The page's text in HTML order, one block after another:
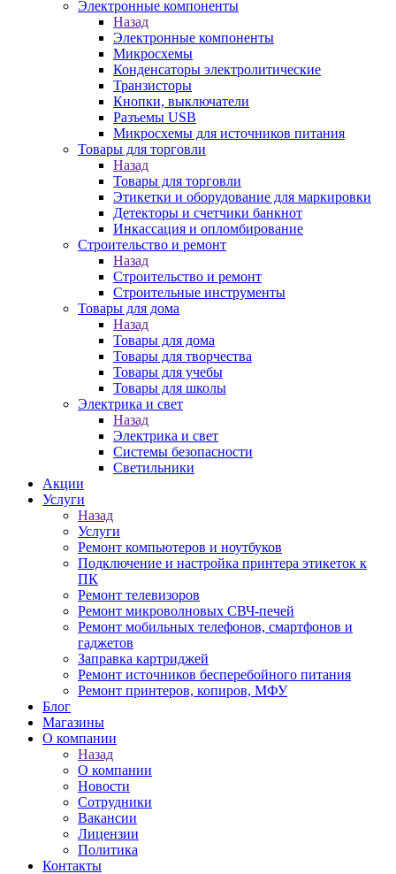
Электронные компоненты
Назад
Электронные компоненты
Микросхемы
Конденсаторы электролитические
Транзисторы
Кнопки, выключатели
Разъемы USB
Микросхемы для источников питания
Товары для торговли
Назад
Товары для торговли
Этикетки и оборудование для маркировки
Детекторы и счетчики банкнот
Инкассация и опломбирование
Строительство и ремонт
Назад
Строительство и ремонт
Строительные инструменты
Товары для дома
Назад
Товары для дома
Товары для творчества
Товары для учебы
Товары для школы
Электрика и свет
Назад
Электрика и свет
Системы безопасности
Светильники
Акции
Услуги
Назад
Услуги
Ремонт компьютеров и ноутбуков
Подключение и настройка принтера этикеток к
ПК
Ремонт телевизоров
Ремонт микроволновых СВЧ-печей
Ремонт мобильных телефонов, смартфонов и
гаджетов
Заправка картриджей
Ремонт источников бесперебойного питания
Ремонт принтеров, копиров, МФУ
Блог
Магазины
О компании
Назад
О компании
Новости
Сотрудники
Вакансии
Лицензии
Политика
Контакты